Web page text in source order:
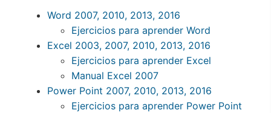
Word 2007, 2010, 2013, 2016
Ejercicios para aprender Word
Excel 2003, 2007, 2010, 2013, 2016
Ejercicios para aprender Excel
Manual Excel 2007
Power Point 2007, 2010, 2013, 2016
Ejercicios para aprender Power Point